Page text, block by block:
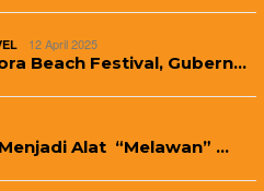
12 April 2025
Beach Festival, Gubern…
Alat “Melawan” …